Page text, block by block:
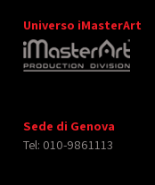
Universo iMasterArt
Sede di Genova
Tel: 010-9861113